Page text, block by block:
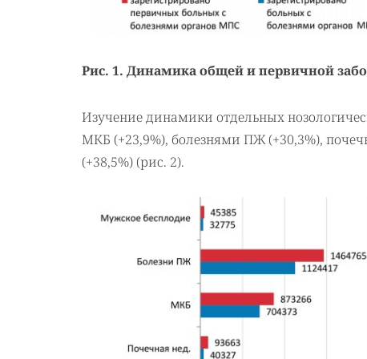
Рис. 1. Динамика общей и первичной
Изучение динамики отдельных
МКБ (+23,9%), болезнями ПЖ (+30,3%),
(+38,5%) (рис. 2).